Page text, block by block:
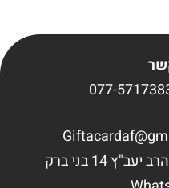
14 בני ברק